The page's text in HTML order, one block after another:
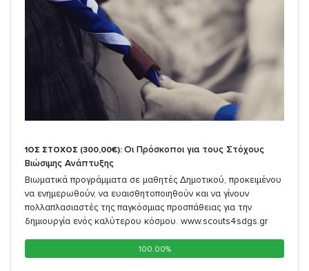
1ΟΣ ΣΤΟΧΟΣ (300,00€): Οι Πρόσκοποι για τους Στόχους
Βιώσιμης Ανάπτυξης
Βιωματικά προγράμματα σε μαθητές Δημοτικού, προκειμένου
να ενημερωθούν, να ευαισθητοποιηθούν και να γίνουν
πολλαπλασιαστές της παγκόσμιας προσπάθειας για την
δημιουργία ενός καλύτερου κόσμου. www.scouts4sdgs.gr
100.00%
100.00%